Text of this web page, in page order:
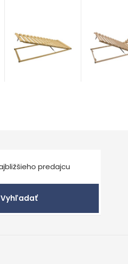
Rošty
od 172,00 €
Rošty
od 165,00
Vyhľadať